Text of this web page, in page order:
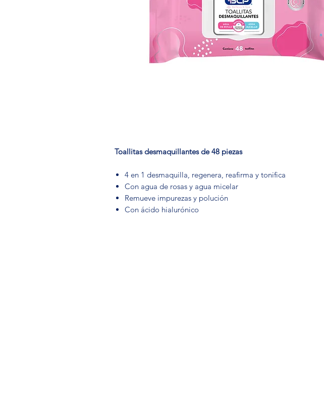
Toallitas desmaquillantes de 48 piezas
4 en 1 desmaquilla, regenera, reafirma y tonifica
Con agua de rosas y agua micelar
Remueve impurezas y polución
Con ácido hialurónico